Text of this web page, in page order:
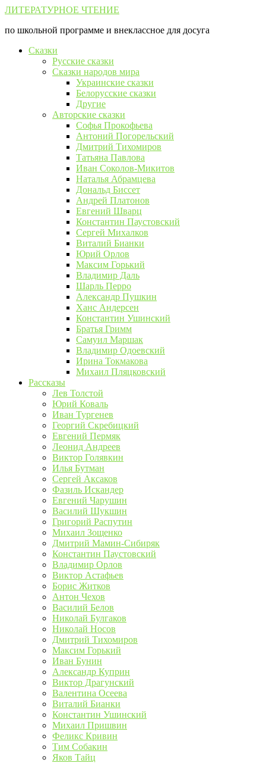
Перейти
контенту
ЛИТЕРАТУРНОЕ ЧТЕНИЕ
по школьной программе и внеклассное для досуга
Сказки
Русские сказки
Сказки народов мира
Украинские сказки
Белорусские сказки
Другие
Авторские сказки
Софья Прокофьева
Антоний Погорельский
Дмитрий Тихомиров
Татьяна Павлова
Иван Соколов-Микитов
Наталья Абрамцева
Дональд Биссет
Андрей Платонов
Евгений Шварц
Константин Паустовский
Сергей Михалков
Виталий Бианки
Юрий Орлов
Максим Горький
Владимир Даль
Шарль Перро
Александр Пушкин
Ханс Андерсен
Константин Ушинский
Братья Гримм
Самуил Маршак
Владимир Одоевский
Ирина Токмакова
Михаил Пляцковский
Рассказы
Лев Толстой
Юрий Коваль
Иван Тургенев
Георгий Скребицкий
Евгений Пермяк
Леонид Андреев
Виктор Голявкин
Илья Бутман
Сергей Аксаков
Фазиль Искандер
Евгений Чарушин
Василий Шукшин
Григорий Распутин
Михаил Зощенко
Дмитрий Мамин-Сибиряк
Константин Паустовский
Владимир Орлов
Виктор Астафьев
Борис Житков
Антон Чехов
Василий Белов
Николай Булгаков
Николай Носов
Дмитрий Тихомиров
Максим Горький
Иван Бунин
Александр Куприн
Виктор Драгунский
Валентина Осеева
Виталий Бианки
Константин Ушинский
Михаил Пришвин
Феликс Кривин
Тим Собакин
Яков Тайц